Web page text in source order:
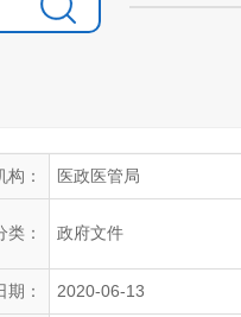
构： 医政医管局
类： 政府文件
期： 2020-06-13